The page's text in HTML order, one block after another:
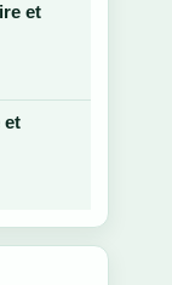
et
et